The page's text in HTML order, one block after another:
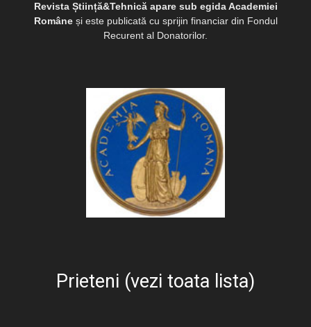
Revista Știință&Tehnică apare sub egida Academiei
Româneși este publicată cu sprijin financiar din Fondul
Recurent al Donatorilor.
Prieteni (vezi toata lista)